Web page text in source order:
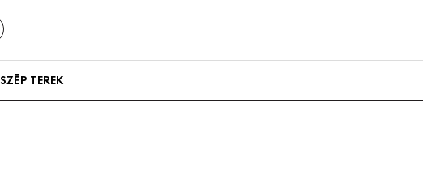
SZÉP TEREK